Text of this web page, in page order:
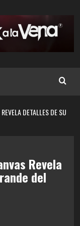
DETALLES DE SU
Revela
del